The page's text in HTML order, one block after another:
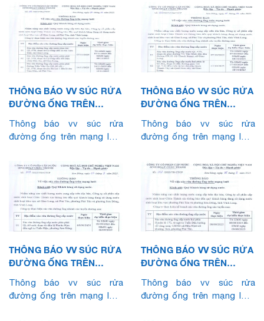
THÔNG BÁO VV SÚC RỬA
ĐƯỜNG ỐNG TRÊN
11.2025)
Thông báo vv súc rửa
đường ống trên mạng lưới
THÔNG BÁO VV SÚC RỬA
ĐƯỜNG ỐNG TRÊN
10.2025)
Thông báo vv súc rửa
đường ống trên mạng lưới
THÔNG BÁO VV SÚC RỬA
ĐƯỜNG ỐNG TRÊN
9.2025)
Thông báo vv súc rửa
đường ống trên mạng lưới
THÔNG BÁO VV SÚC RỬA
ĐƯỜNG ỐNG TRÊN
8.2025)
Thông báo vv súc rửa
đường ống trên mạng lưới